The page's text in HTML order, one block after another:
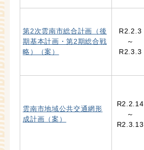
第2次雲南市総合計画（後
期基本計画・第2期総合戦
略）（案）
R2.2.3
～
R2.3.3
雲南市地域公共交通網形
成計画（案）
R2.2.14
～
R2.3.13